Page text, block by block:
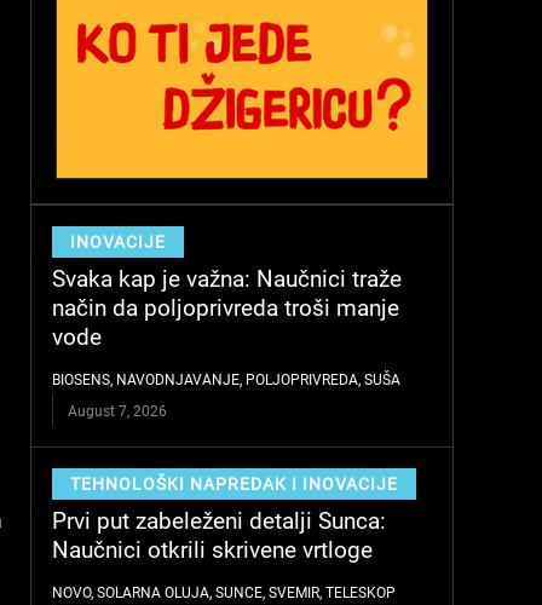
INOVACIJE
Svaka kap je važna: Naučnici traže
način da poljoprivreda troši manje
vode
BIOSENS, NAVODNJAVANJE, POLJOPRIVREDA,SUŠA
August 7, 2026
TEHNOLOŠKI NAPREDAK I INOVACIJE
Prvi put zabeleženi detalji Sunca:
Naučnici otkrili skrivene vrtloge
NOVO,SOLARNA OLUJA,SUNCE,SVEMIR,TELESKOP